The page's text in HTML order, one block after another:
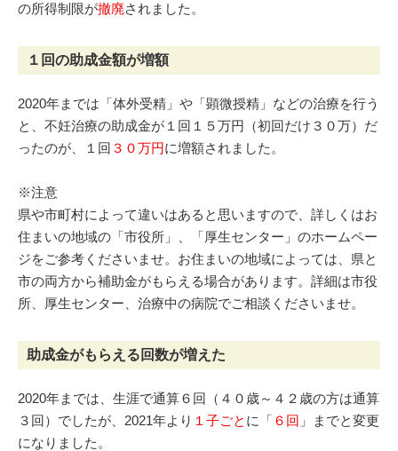
の所得制限が撤廃されました。
１回の助成金額が増額
2020年までは「体外受精」や「顕微授精」などの治療を行う
と、不妊治療の助成金が１回１５万円（初回だけ３０万）だ
ったのが、１回 ３０万円に増額されました。
※注意
県や市町村によって違いはあると思いますので、詳しくはお
住まいの地域の「市役所」、「厚生センター」のホームペー
ジをご参考くださいませ。お住まいの地域によっては、県と
市の両方から補助金がもらえる場合があります。詳細は市役
所、厚生センター、治療中の病院でご相談くださいませ。
助成金がもらえる回数が増えた
2020年までは、生涯で通算６回（４０歳～４２歳の方は通算
３回）でしたが、2021年より １子ごと に「 ６回 」までと変更
になりました。